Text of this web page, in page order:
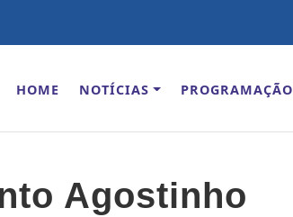
HOME NOTÍCIAS PROGRAMAÇÃO
Agostinho